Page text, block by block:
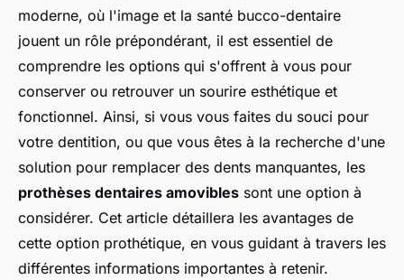
moderne, où l'image et la santé bucco-dentaire
jouent un rôle prépondérant, il est essentiel de
comprendre les options qui s'offrent à vous pour
conserver ou retrouver un sourire esthétique et
fonctionnel. Ainsi, si vous vous faites du souci pour
votre dentition, ou que vous êtes à la recherche d'une
solution pour remplacer des dents manquantes, les
prothèses dentaires amovibles sont une option à
considérer. Cet article détaillera les avantages de
cette option prothétique, en vous guidant à travers les
différentes informations importantes à retenir.